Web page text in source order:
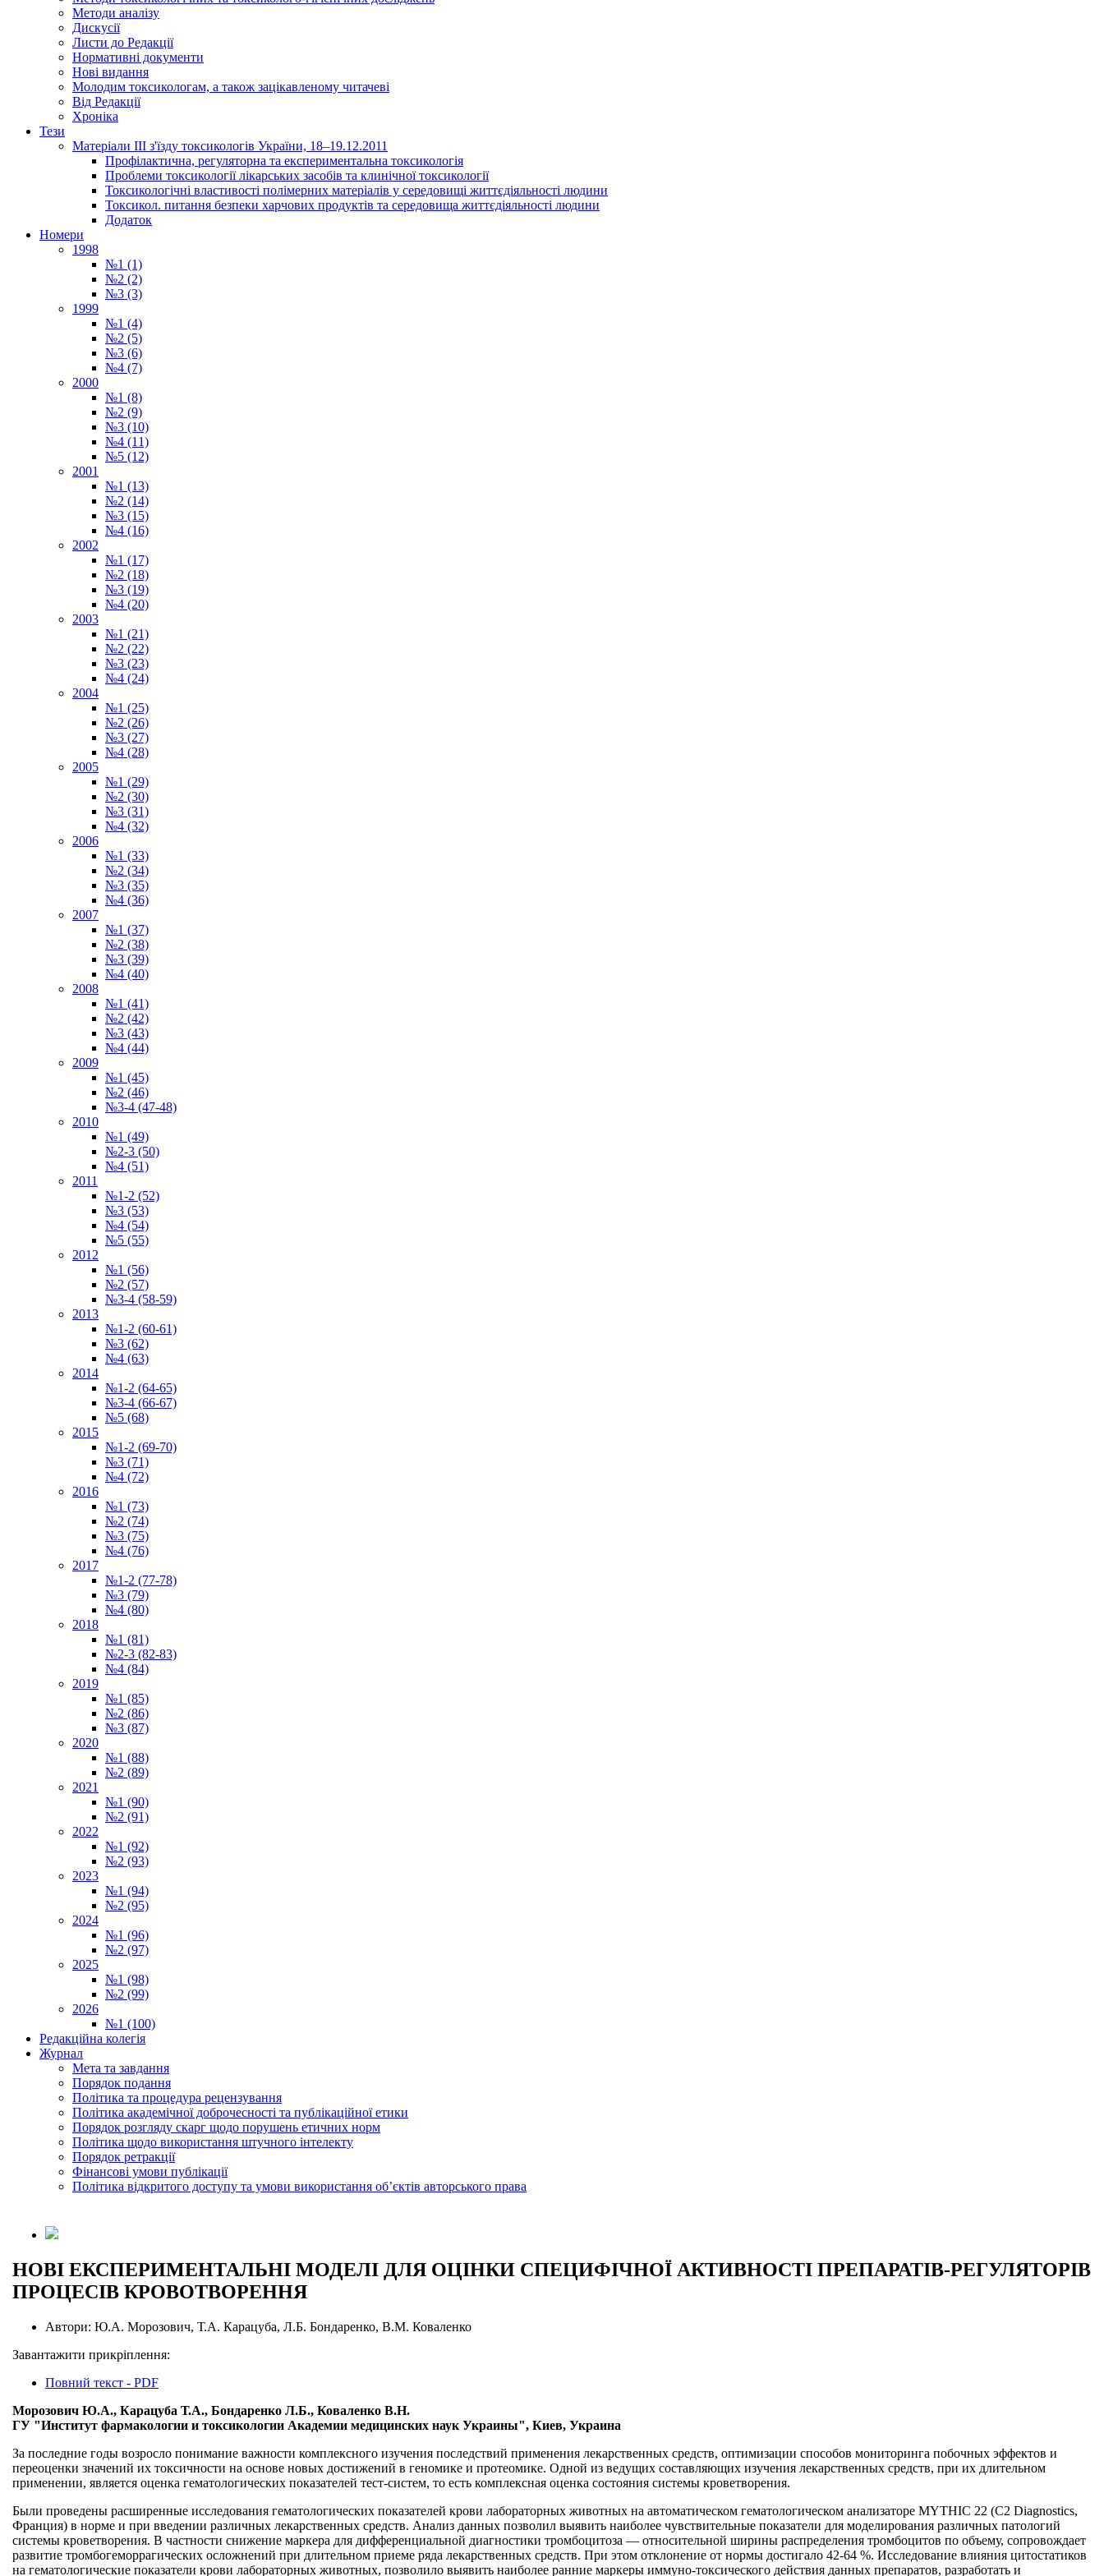
Методи аналізу
Дискусії
Листи до Редакції
Нормативні документи
Нові видання
Молодим токсикологам, а також зацікавленому читачеві
Від Редакції
Хроніка
Тези
Матеріали ІІІ з'їзду токсикологів України, 18–19.12.2011
Профілактична, регуляторна та експериментальна токсикологія
Проблеми токсикології лікарських засобів та клинічної токсикології
Токсикологічні властивості полімерних матеріалів у середовищі життєдіяльності людини
Токсикол. питання безпеки харчових продуктів та середовища життєдіяльності людини
Додаток
Номери
1998
№1 (1)
№2 (2)
№3 (3)
1999
№1 (4)
№2 (5)
№3 (6)
№4 (7)
2000
№1 (8)
№2 (9)
№3 (10)
№4 (11)
№5 (12)
2001
№1 (13)
№2 (14)
№3 (15)
№4 (16)
2002
№1 (17)
№2 (18)
№3 (19)
№4 (20)
2003
№1 (21)
№2 (22)
№3 (23)
№4 (24)
2004
№1 (25)
№2 (26)
№3 (27)
№4 (28)
2005
№1 (29)
№2 (30)
№3 (31)
№4 (32)
2006
№1 (33)
№2 (34)
№3 (35)
№4 (36)
2007
№1 (37)
№2 (38)
№3 (39)
№4 (40)
2008
№1 (41)
№2 (42)
№3 (43)
№4 (44)
2009
№1 (45)
№2 (46)
№3-4 (47-48)
2010
№1 (49)
№2-3 (50)
№4 (51)
2011
№1-2 (52)
№3 (53)
№4 (54)
№5 (55)
2012
№1 (56)
№2 (57)
№3-4 (58-59)
2013
№1-2 (60-61)
№3 (62)
№4 (63)
2014
№1-2 (64-65)
№3-4 (66-67)
№5 (68)
2015
№1-2 (69-70)
№3 (71)
№4 (72)
2016
№1 (73)
№2 (74)
№3 (75)
№4 (76)
2017
№1-2 (77-78)
№3 (79)
№4 (80)
2018
№1 (81)
№2-3 (82-83)
№4 (84)
2019
№1 (85)
№2 (86)
№3 (87)
2020
№1 (88)
№2 (89)
2021
№1 (90)
№2 (91)
2022
№1 (92)
№2 (93)
2023
№1 (94)
№2 (95)
2024
№1 (96)
№2 (97)
2025
№1 (98)
№2 (99)
2026
№1 (100)
Редакційна колегія
Журнал
Мета та завдання
Порядок подання
Політика та процедура рецензування
Політика академічної доброчесності та публікаційної етики
Порядок розгляду скарг щодо порушень етичних норм
Політика щодо використання штучного інтелекту
Порядок ретракції
Фінансові умови публікації
Політика відкритого доступу та умови використання обʼєктів авторського права
НОВІ ЕКСПЕРИМЕНТАЛЬНІ МОДЕЛІ ДЛЯ ОЦІНКИ СПЕЦИФІЧНОЇ АКТИВНОСТІ ПРЕПАРАТІВ-РЕГУЛЯТОРІВ
ПРОЦЕСІВ КРОВОТВОРЕННЯ
Автори: Ю.А. Морозович, Т.А. Карацуба, Л.Б. Бондаренко, В.М. Коваленко
Завантажити прикріплення:
Повний текст - PDF
Морозович Ю.А., Карацуба Т.А., Бондаренко Л.Б., Коваленко В.Н.
ГУ "Институт фармакологии и токсикологии Академии медицинских наук Украины", Киев, Украина
За последние годы возросло понимание важности комплексного изучения последствий применения лекарственных средств, оптимизации способов мониторинга побочных эффектов и
переоценки значений их токсичности на основе новых достижений в геномике и протеомике. Одной из ведущих составляющих изучения лекарственных средств, при их длительном
применении, является оценка гематологических показателей тест-систем, то есть комплексная оценка состояния системы кроветворения.
Были проведены расширенные исследования гематологических показателей крови лабораторных животных на автоматическом гематологическом анализаторе MYTHIC 22 (C2 Diagnostics,
Франция) в норме и при введении различных лекарственных средств. Анализ данных позволил выявить наиболее чувствительные показатели для моделирования различных патологий
системы кроветворения. В частности снижение маркера для дифференциальной диагностики тромбоцитоза — относительной ширины распределения тромбоцитов по объему, сопровождает
развитие тромбогеморрагических осложнений при длительном приеме ряда лекарственных средств. При этом отклонение от нормы достигало 42-64 %. Исследование влияния цитостатиков
на гематологические показатели крови лабораторных животных, позволило выявить наиболее ранние маркеры иммуно-токсического действия данных препаратов, разработать и